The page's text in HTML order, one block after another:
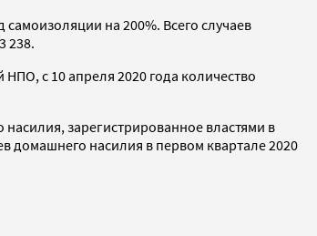
на 200%. Всего случаев
238.
с 10 апреля 2020 года количество
зарегистрированное властями в
домашнего насилия в первом квартале 2020